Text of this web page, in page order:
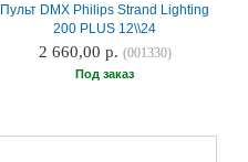
Пульт DMX Philips Strand Lighting
200 PLUS 12\\24
2 660,00 р. (001330)
Под заказ